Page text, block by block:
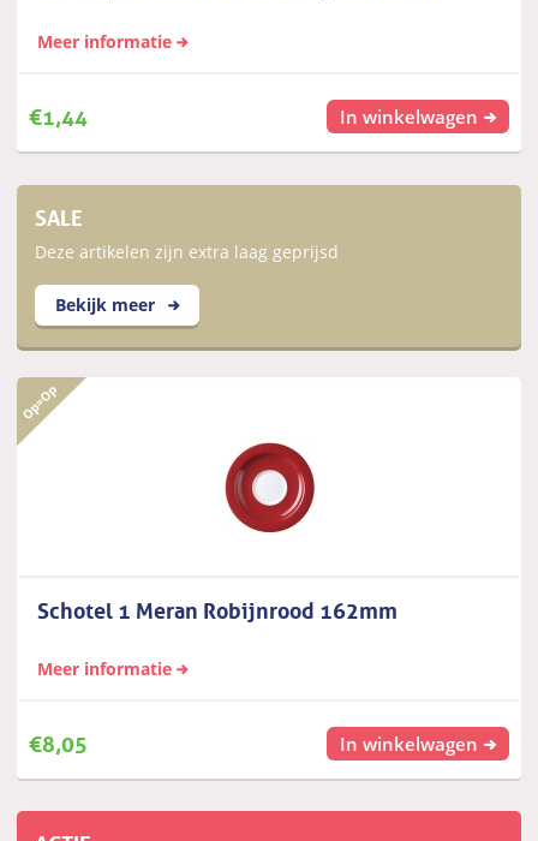
Meer informatie
€1,44 In winkelwagen
SALE
Deze artikelen zijn extra laag geprijsd
Bekijk meer
Schotel 1 Meran Robijnrood 162mm
Meer informatie
€8,05 In winkelwagen